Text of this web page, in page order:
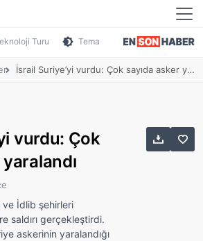
Turu Tema
İsrail Suriye’yi vurdu: Çok sayıda asker yaralandı
vurdu: Çok
ve İdlib şehirleri
saldırı gerçekleştirdi.
askerinin yaralandığı